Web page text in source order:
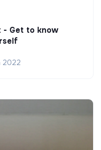
- Get to know
2022